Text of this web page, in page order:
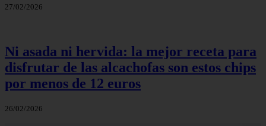
27/02/2026
Ni asada ni hervida: la mejor receta para
disfrutar de las alcachofas son estos chips
por menos de 12 euros
26/02/2026